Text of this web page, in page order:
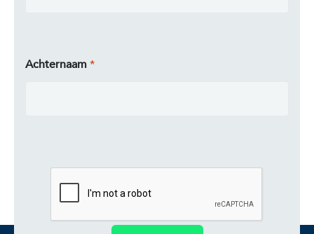
Achternaam